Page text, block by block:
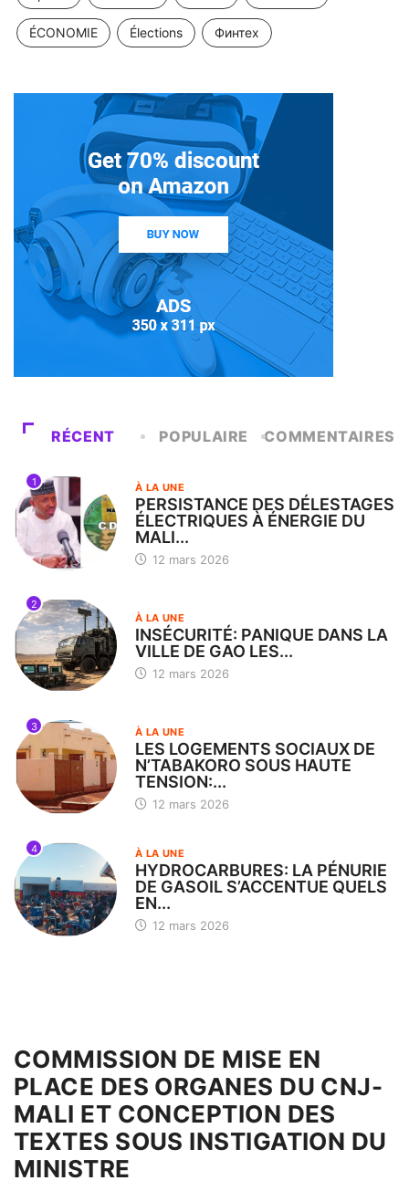
ÉCONOMIE Élections Финтех
RÉCENT POPULAIRE COMMENTAIRES
1 À LA UNE
PERSISTANCE DES DÉLESTAGES
ÉLECTRIQUES À ÉNERGIE DU
MALI...
12 mars 2026
2
À LA UNE
INSÉCURITÉ: PANIQUE DANS LA
VILLE DE GAO LES...
12 mars 2026
3 À LA UNE
LES LOGEMENTS SOCIAUX DE
N’TABAKORO SOUS HAUTE
TENSION:...
12 mars 2026
4 À LA UNE
HYDROCARBURES: LA PÉNURIE
DE GASOIL S’ACCENTUE QUELS
EN...
12 mars 2026
COMMISSION DE MISE EN
PLACE DES ORGANES DU CNJ-
MALI ET CONCEPTION DES
TEXTES SOUS INSTIGATION DU
MINISTRE